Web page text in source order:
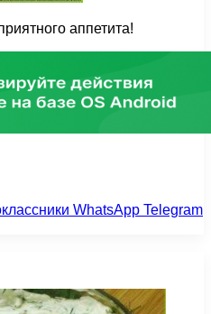
аппетита!
WhatsApp Telegram